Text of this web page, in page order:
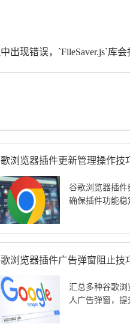
现错误，`FileSaver.js`库会
浏览器插件更新管理操作技
谷歌浏览器插件
确保插件功能稳
浏览器插件广告弹窗阻止技
汇总多种谷歌
人广告弹窗，提